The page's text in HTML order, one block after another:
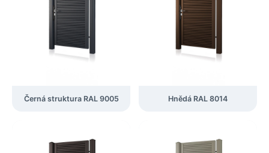
Černá struktura RAL 9005 Hnědá RAL 8014